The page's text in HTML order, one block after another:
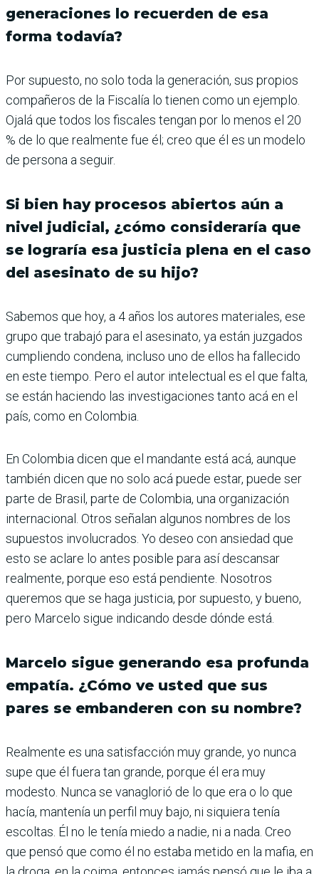
generaciones lo recuerden de esa
forma todavía?
Por supuesto, no solo toda la generación, sus propios
compañeros de la Fiscalía lo tienen como un ejemplo.
Ojalá que todos los fiscales tengan por lo menos el 20
% de lo que realmente fue él; creo que él es un modelo
de persona a seguir.
Si bien hay procesos abiertos aún a
nivel judicial, ¿cómo consideraría que
se lograría esa justicia plena en el caso
del asesinato de su hijo?
Sabemos que hoy, a 4 años los autores materiales, ese
grupo que trabajó para el asesinato, ya están juzgados
cumpliendo condena, incluso uno de ellos ha fallecido
en este tiempo. Pero el autor intelectual es el que falta,
se están haciendo las investigaciones tanto acá en el
país, como en Colombia.
En Colombia dicen que el mandante está acá, aunque
también dicen que no solo acá puede estar, puede ser
parte de Brasil, parte de Colombia, una organización
internacional. Otros señalan algunos nombres de los
supuestos involucrados. Yo deseo con ansiedad que
esto se aclare lo antes posible para así descansar
realmente, porque eso está pendiente. Nosotros
queremos que se haga justicia, por supuesto, y bueno,
pero Marcelo sigue indicando desde dónde está.
Marcelo sigue generando esa profunda
empatía. ¿Cómo ve usted que sus
pares se embanderen con su nombre?
Realmente es una satisfacción muy grande, yo nunca
supe que él fuera tan grande, porque él era muy
modesto. Nunca se vanaglorió de lo que era o lo que
hacía, mantenía un perfil muy bajo, ni siquiera tenía
escoltas. Él no le tenía miedo a nadie, ni a nada. Creo
que pensó que como él no estaba metido en la mafia, en